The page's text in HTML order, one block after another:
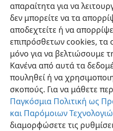
απαραίτητα για να
δεν μπορείτε να τα
αποδεχτείτε ή να
επιπρόσθετων cookies, τα
μόνο για να βελτιώσουμε
Κανένα από αυτά τα
πουληθεί ή να
σκοπούς. Για να μάθετε
Παγκόσμια Πολιτική ως
και Παρόμοιων
διαμορφώσετε τις